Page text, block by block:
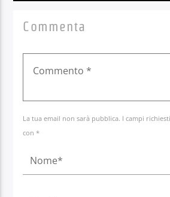
Commenta
La tua email non sarà pubblica. I campi
con *